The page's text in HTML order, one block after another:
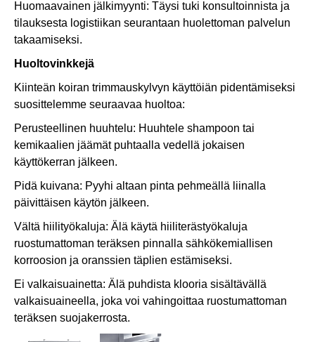
Huomaavainen jälkimyynti: Täysi tuki konsultoinnista ja
tilauksesta logistiikan seurantaan huolettoman palvelun
takaamiseksi.
Huoltovinkkejä
Kiinteän koiran trimmauskylvyn käyttöiän pidentämiseksi
suosittelemme seuraavaa huoltoa:
Perusteellinen huuhtelu: Huuhtele shampoon tai
kemikaalien jäämät puhtaalla vedellä jokaisen
käyttökerran jälkeen.
Pidä kuivana: Pyyhi altaan pinta pehmeällä liinalla
päivittäisen käytön jälkeen.
Vältä hiilityökaluja: Älä käytä hiiliterästyökaluja
ruostumattoman teräksen pinnalla sähkökemiallisen
korroosion ja oranssien täplien estämiseksi.
Ei valkaisuainetta: Älä puhdista klooria sisältävällä
valkaisuaineella, joka voi vahingoittaa ruostumattoman
teräksen suojakerrosta.